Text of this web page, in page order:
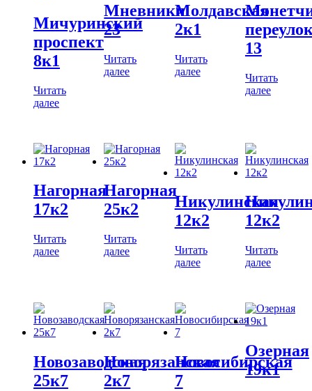
Мичуринский
проспект
8к1
Читать
далее
Мневники
23
Читать
далее
Молдавская
2к1
Читать
далее
13
Читать
далее
Нагорная
17к2
Читать
далее
Нагорная
25к2
Читать
далее
Никулинская
12к2
Читать
далее
12к2
Читать
далее
Новозаводская
25к7
Новорязанская
2к7
Новосибирская
7
Озерная
19к1